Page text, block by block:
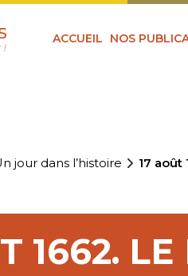
ACCUEIL NOS
jour dans l’histoire 17
1662.